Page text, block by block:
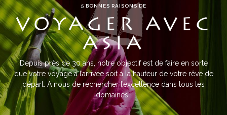
5 BONNES RAISONS DE
VOYAGER AVEC
ASIA
Depuis près de 30 ans, notre objectif est de faire en sorte
que votre voyage à l’arrivée soit à la hauteur de votre rêve de
départ. A nous de rechercher l’excellence dans tous les
domaines !